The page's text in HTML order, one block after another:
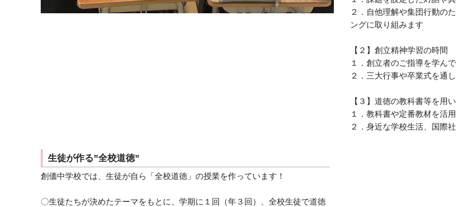
２．自他理解や集団行動の
ングに取り組みます
【２】創立精神学習の時間
１．創立者のご指導を学ん
２．三大行事や卒業式を通
【３】道徳の教科書等を用
１．教科書や定番教材を活
２．身近な学校生活、国際
生徒が作る”全校道徳”
創価中学校では、生徒が自ら「全校道徳」の授業を作っています！
〇生徒たちが決めたテーマをもとに、学期に１回（年３回）、全校生徒で道徳